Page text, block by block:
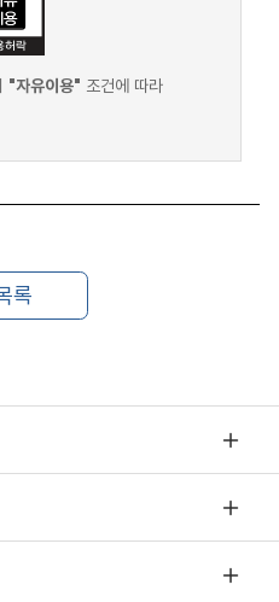
"자유이용" 조건에 따라